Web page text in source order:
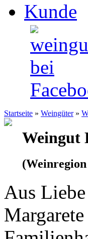
Kunde
Startseite » Weingüter »
Weingut
Aus